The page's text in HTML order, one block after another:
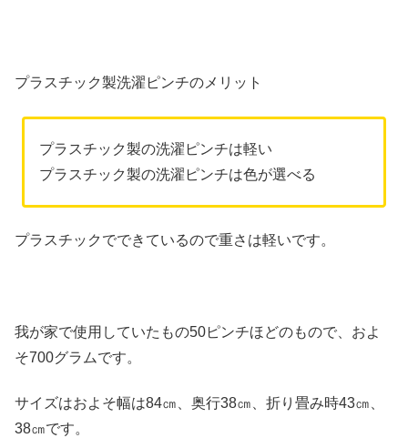
プラスチック製洗濯ピンチのメリット
プラスチック製の洗濯ピンチは軽い
プラスチック製の洗濯ピンチは色が選べる
プラスチックでできているので重さは軽いです。
我が家で使用していたもの50ピンチほどのもので、およ
そ700グラムです。
サイズはおよそ幅は84㎝、奥行38㎝、折り畳み時43㎝、
38㎝です。